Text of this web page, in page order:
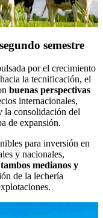
semestre
por el crecimiento
la tecnificación, el
buenas perspectivas
internacionales,
la consolidación del
de expansión.
para inversión en
y nacionales,
medianos y
de la lechería